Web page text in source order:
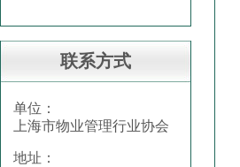
联系方式
单位：
上海市物业管理行业协会
地址：